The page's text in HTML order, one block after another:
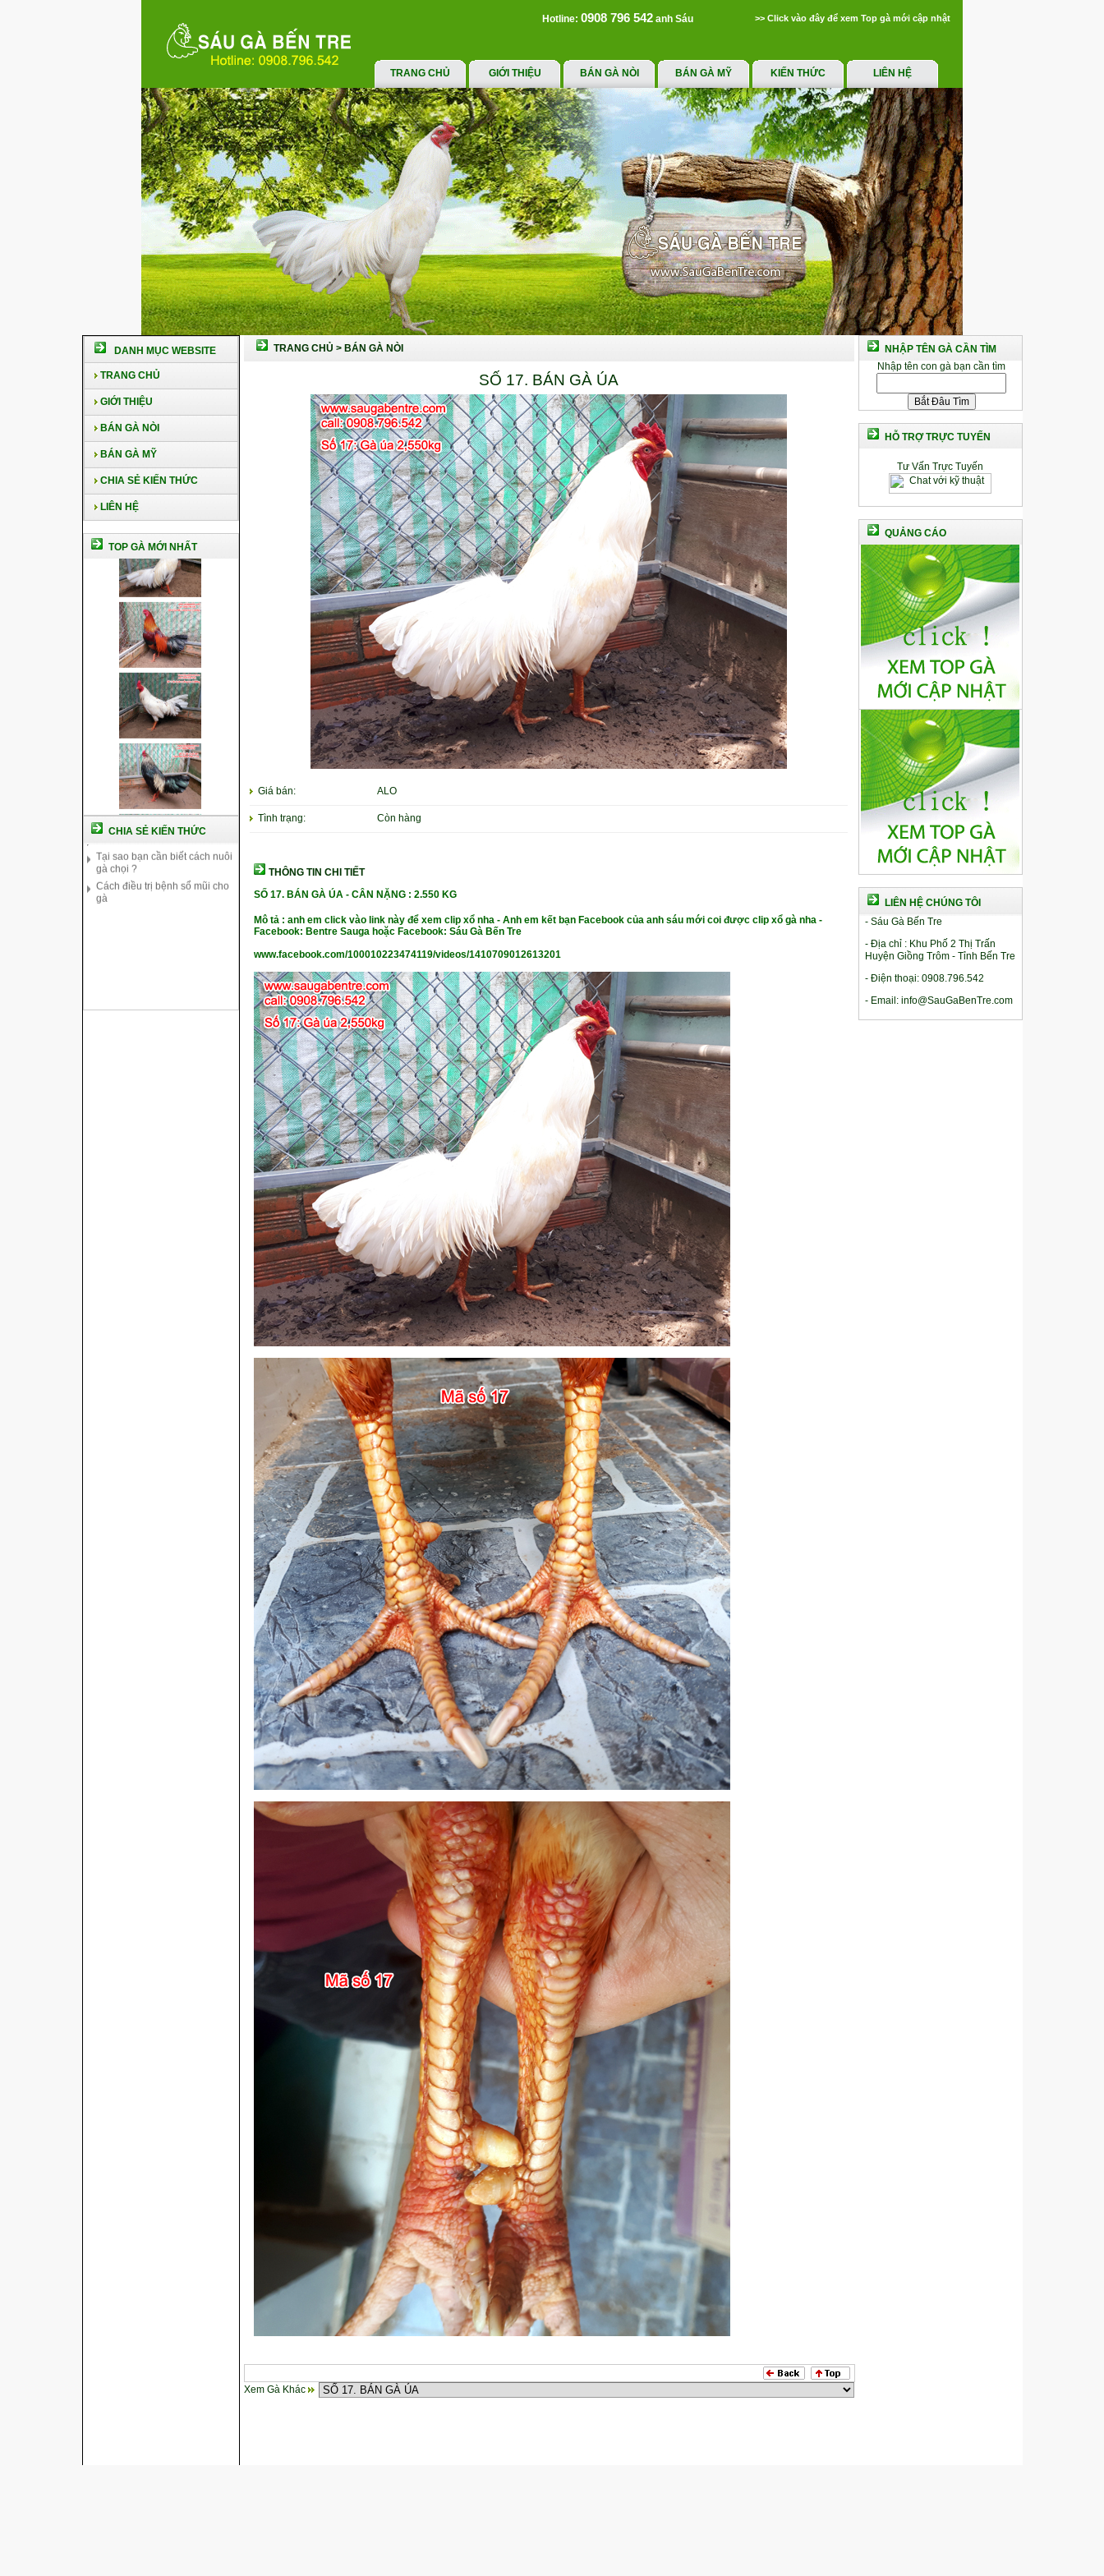
Hotline: 0908 796 542 anh Sáu >> Click vào đây để xem Top gà mới cập nhật
TRANG CHỦ GIỚI THIỆU BÁN GÀ NÒI BÁN GÀ MỸ KIẾN THỨC LIÊN HỆ
DANH MỤC WEBSITE
TRANG CHỦ
GIỚI THIỆU
BÁN GÀ NÒI
BÁN GÀ MỸ
CHIA SẺ KIẾN THỨC
LIÊN HỆ
TOP GÀ MỚI NHẤT
CHIA SẺ KIẾN THỨC
Cách nuôi gà chế độ đá c1
Cách nuôi gà đông tảo thuần
chủng
Kỹ thuật nuôi gà con mới nở
Hướng dẫn nuôi gà đá
Tại sao bạn cần biết cách nuôi
gà chọi ?
Cách điều trị bệnh sổ mũi cho
gà
TRANG CHỦ > BÁN GÀ NÒI
SỐ 17. BÁN GÀ ÚA
Giá bán: ALO
Tình trạng: Còn hàng
THÔNG TIN CHI TIẾT
SỐ 17. BÁN GÀ ÚA - CÂN NẶNG : 2.550 KG
Mô tả : anh em click vào link này để xem clip xổ nha - Anh em kết bạn Facebook của anh sáu mới coi được clip xổ gà nha -
Facebook: Bentre Sauga hoặc Facebook: Sáu Gà Bến Tre
www.facebook.com/100010223474119/videos/1410709012613201
Xem Gà Khác
NHẬP TÊN GÀ CẦN TÌM
Nhập tên con gà bạn cần tìm
HỖ TRỢ TRỰC TUYẾN
Tư Vấn Trực Tuyến
QUẢNG CÁO
LIÊN HỆ CHÚNG TÔI
- Sáu Gà Bến Tre
- Địa chỉ : Khu Phố 2 Thị Trấn
Huyện Giồng Trôm - Tỉnh Bến Tre
- Điện thoại: 0908.796.542
- Email: info@SauGaBenTre.com